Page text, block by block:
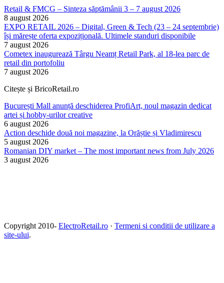
Retail & FMCG – Sinteza săptămânii 3 – 7 august 2026
8 august 2026
EXPO RETAIL 2026 – Digital, Green & Tech (23 – 24 septembrie)
își mărește oferta expozițională. Ultimele standuri disponibile
7 august 2026
Cometex inaugurează Târgu Neamț Retail Park, al 18-lea parc de
retail din portofoliu
7 august 2026
Citește și BricoRetail.ro
București Mall anunță deschiderea ProfiArt, noul magazin dedicat
artei și hobby-urilor creative
6 august 2026
Action deschide două noi magazine, la Orăștie și Vladimirescu
5 august 2026
Romanian DIY market – The most important news from July 2026
3 august 2026
Copyright 2010- ElectroRetail.ro · Termeni si conditii de utilizare a
site-ului.